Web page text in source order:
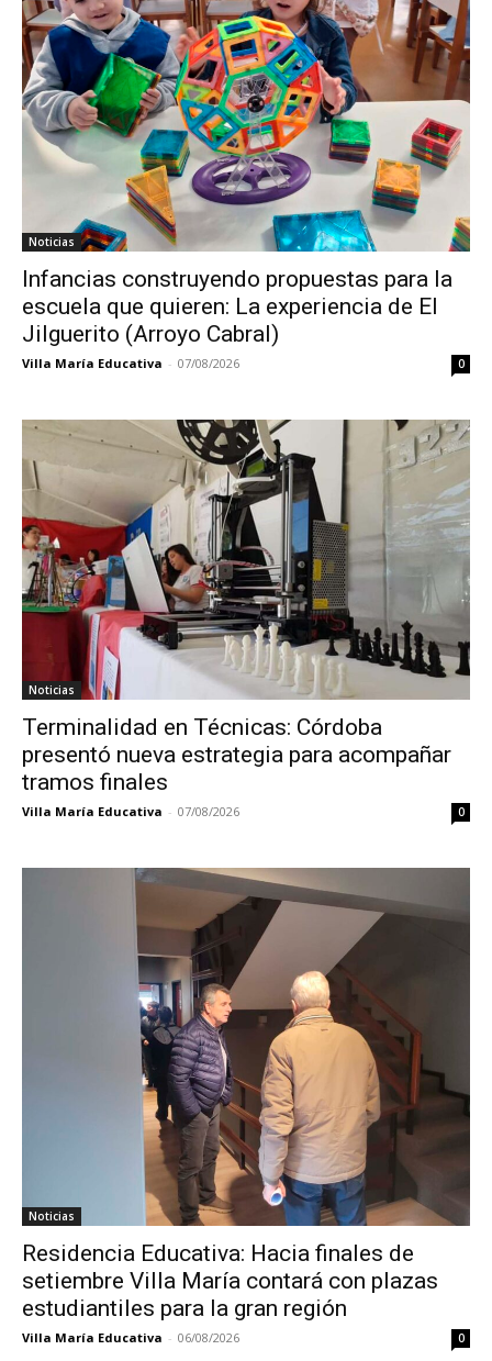
Noticias
Infancias construyendo propuestas para la
escuela que quieren: La experiencia de El
Jilguerito (Arroyo Cabral)
Villa María Educativa - 07/08/2026 0
Noticias
Terminalidad en Técnicas: Córdoba
presentó nueva estrategia para acompañar
tramos finales
Villa María Educativa - 07/08/2026 0
Noticias
Residencia Educativa: Hacia finales de
setiembre Villa María contará con plazas
estudiantiles para la gran región
Villa María Educativa - 06/08/2026 0